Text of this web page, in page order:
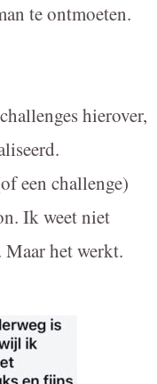
te ontmoeten.
hierover,
een challenge)
Ik weet niet
Maar het werkt.